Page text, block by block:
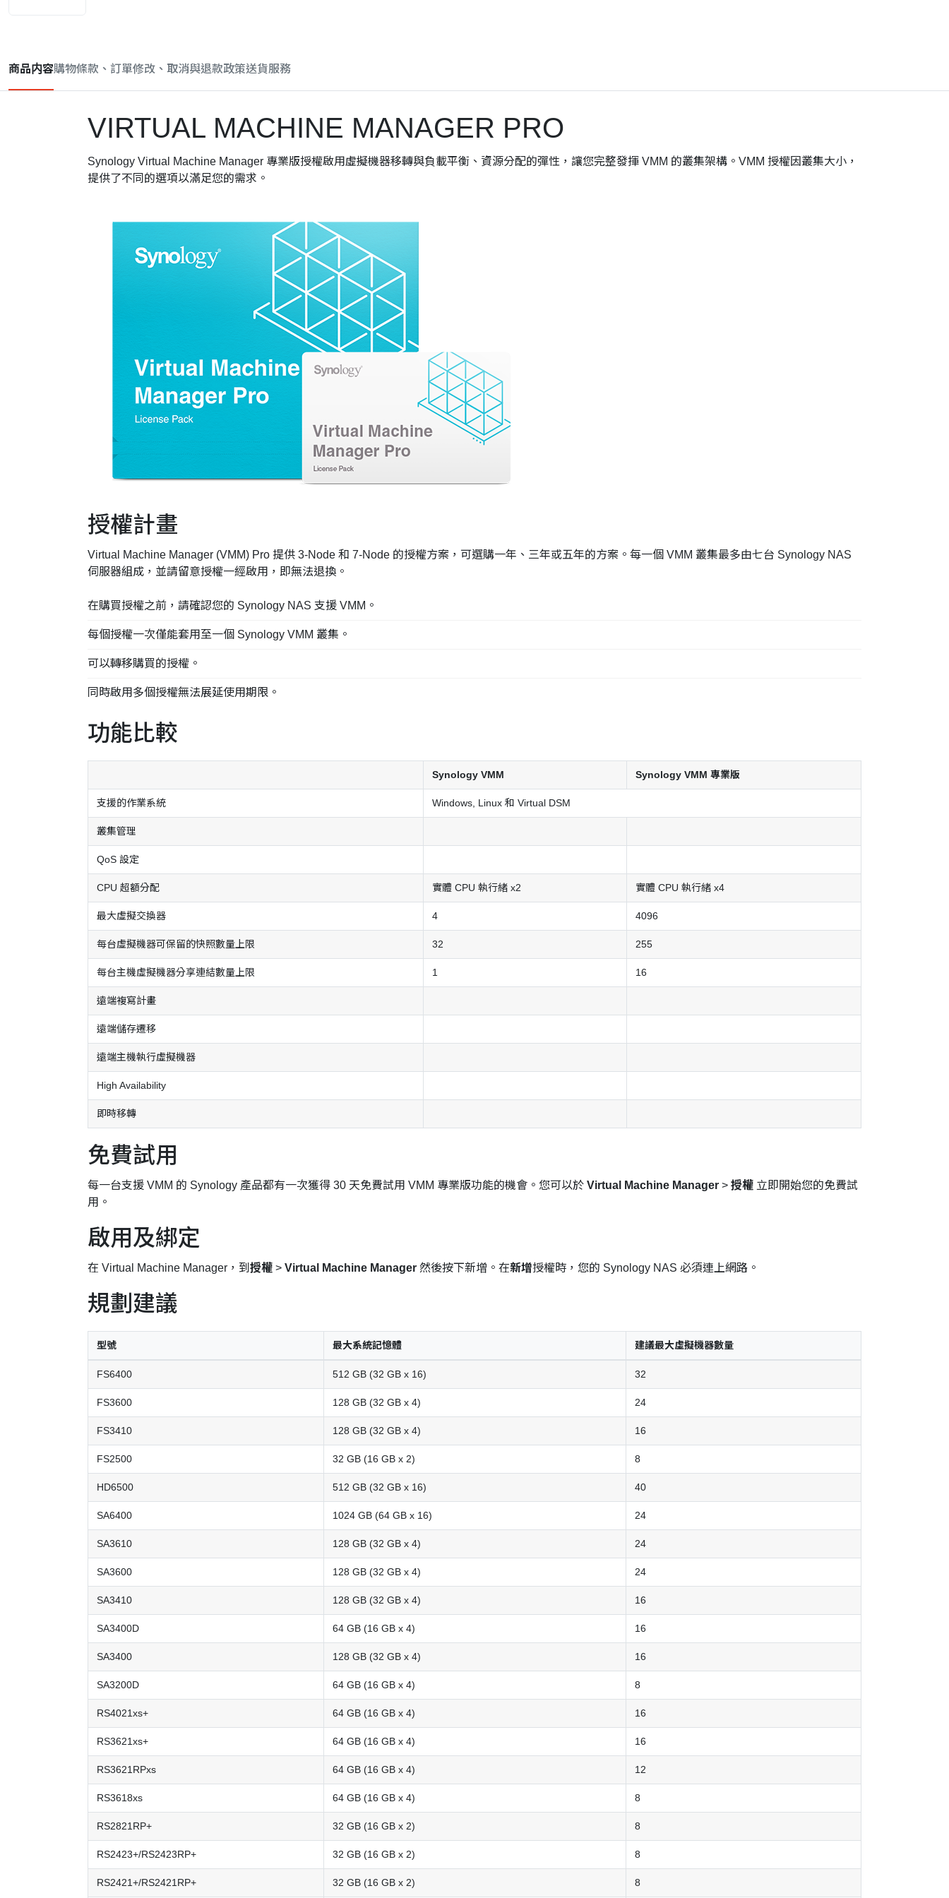
商品内容購物條款、訂單修改、取消與退款政策送貨服務
VIRTUAL MACHINE MANAGER PRO
Synology Virtual Machine Manager 專業版授權啟用虛擬機器移轉與負載平衡、資源分配的彈性，讓您完整發揮 VMM 的叢集架構。VMM 授權因叢集大小，
提供了不同的選項以滿足您的需求。
授權計畫
Virtual Machine Manager (VMM) Pro 提供 3-Node 和 7-Node 的授權方案，可選購一年、三年或五年的方案。每一個 VMM 叢集最多由七台 Synology NAS
伺服器組成，並請留意授權一經啟用，即無法退換。
在購買授權之前，請確認您的 Synology NAS 支援 VMM。
每個授權一次僅能套用至一個 Synology VMM 叢集。
可以轉移購買的授權。
同時啟用多個授權無法展延使用期限。
功能比較
Synology VMM Synology VMM 專業版
支援的作業系統 Windows, Linux 和 Virtual DSM
叢集管理
QoS 設定
CPU 超額分配 實體 CPU 執行緒 x2 實體 CPU 執行緒 x4
最大虛擬交換器 4 4096
每台虛擬機器可保留的快照數量上限 32 255
每台主機虛擬機器分享連結數量上限 1 16
遠端複寫計畫
遠端儲存遷移
遠端主機執行虛擬機器
High Availability
即時移轉
免費試用
每一台支援 VMM 的 Synology 產品都有一次獲得 30 天免費試用 VMM 專業版功能的機會。您可以於 Virtual Machine Manager > 授權 立即開始您的免費試
用。
啟用及綁定
在 Virtual Machine Manager，到 授權 > Virtual Machine Manager 然後按下新增。在新增授權時，您的 Synology NAS 必須連上網路。
規劃建議
型號 最大系統記憶體 建議最大虛擬機器數量
FS6400 512 GB (32 GB x 16) 32
FS3600 128 GB (32 GB x 4) 24
FS3410 128 GB (32 GB x 4) 16
FS2500 32 GB (16 GB x 2) 8
HD6500 512 GB (32 GB x 16) 40
SA6400 1024 GB (64 GB x 16) 24
SA3610 128 GB (32 GB x 4) 24
SA3600 128 GB (32 GB x 4) 24
SA3410 128 GB (32 GB x 4) 16
SA3400D 64 GB (16 GB x 4) 16
SA3400 128 GB (32 GB x 4) 16
SA3200D 64 GB (16 GB x 4) 8
RS4021xs+ 64 GB (16 GB x 4) 16
RS3621xs+ 64 GB (16 GB x 4) 16
RS3621RPxs 64 GB (16 GB x 4) 12
RS3618xs 64 GB (16 GB x 4) 8
RS2821RP+ 32 GB (16 GB x 2) 8
RS2423+/RS2423RP+ 32 GB (16 GB x 2) 8
RS2421+/RS2421RP+ 32 GB (16 GB x 2) 8